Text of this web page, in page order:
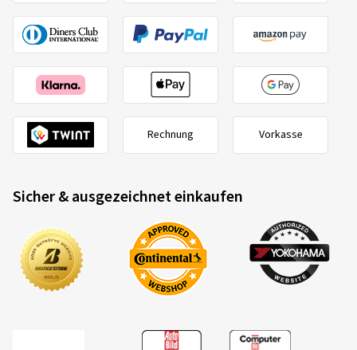
Rechnung Vorkasse
Sicher & ausgezeichnet einkaufen